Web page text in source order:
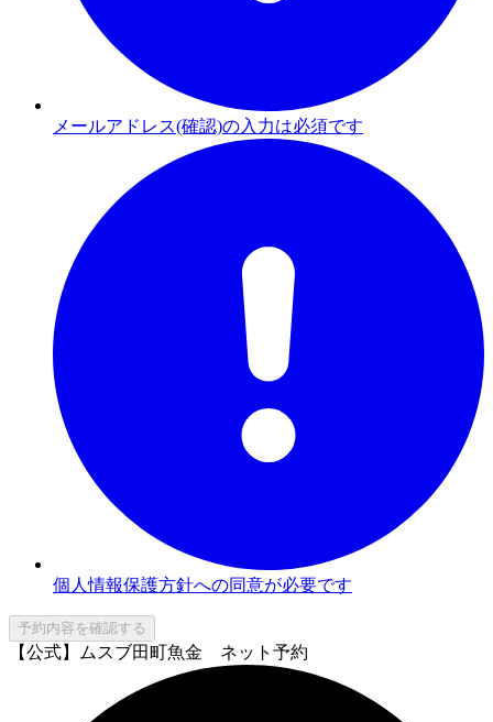
メールアドレス(確認)の入力は必須です
個人情報保護方針への同意が必要です
予約内容を確認する
【公式】ムスブ田町魚金 ネット予約